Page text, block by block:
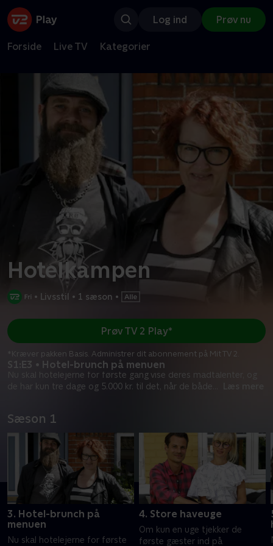
Log ind Prøv nu
Forside Live TV Kategorier
Hotelkampen
• Livsstil • 1 sæson •
S1:E3 • Hotel-brunch på menuen
Nu skal hotelejerne for første gang vise deres madtalenter, og
de har kun tre dage og 5.000 kr. til det, når de både
Prøv TV 2 Play*
*Kræver pakken Basis. Administrer dit abonnement på Mit TV 2.
Sæson 1
3. Hotel-brunch på
menuen
Nu skal hotelejerne for første
4. Store haveuge
Om kun en uge tjekker de
første gæster ind på